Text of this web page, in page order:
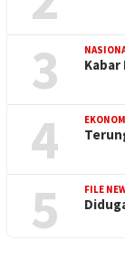
3 Kabar
4
5 FILE